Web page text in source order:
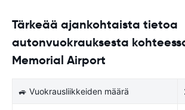
Tärkeää ajankohtaista tietoa
autonvuokrauksesta
Memorial Airport
🚙 Vuokrausliikkeiden määrä